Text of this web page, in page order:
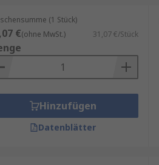
Marken wie
(1 Stück)
€(ohne MwSt.) 31,07 €/Stück
Hinzufügen
Datenblätter